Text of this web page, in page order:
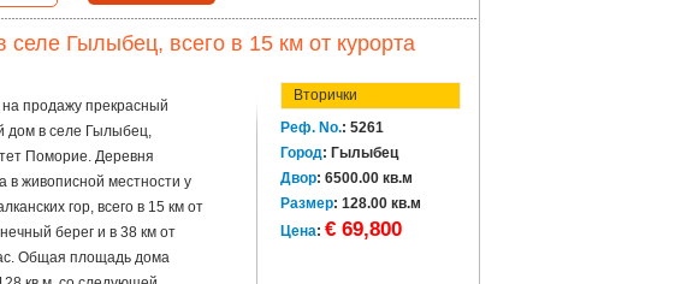
Гылыбец, всего в 15 км от курорта
продажу прекрасный
дом в селе Гылыбец,
Поморие. Деревня
в живописной местности у
гор, всего в 15 км от
берег и в 38 км от
Общая площадь дома
Вторички
Реф. No.: 5261
Город: Гылыбец
Двор: 6500.00 кв.м
Размер: 128.00 кв.м
Цена: € 69,800